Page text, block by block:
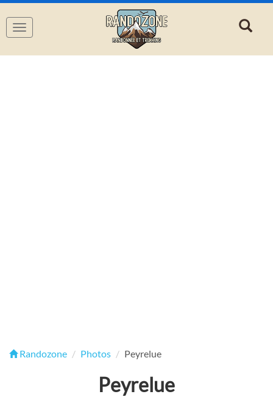
Navigation
Randozone Photos Peyrelue
Peyrelue